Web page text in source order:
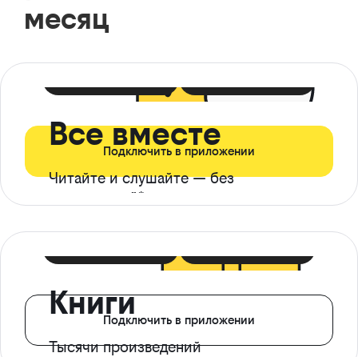
месяц
Все вместе
Читайте и слушайте — без
ограничений*
Подключить в приложении
Книги
Тысячи произведений
Подключить в приложении